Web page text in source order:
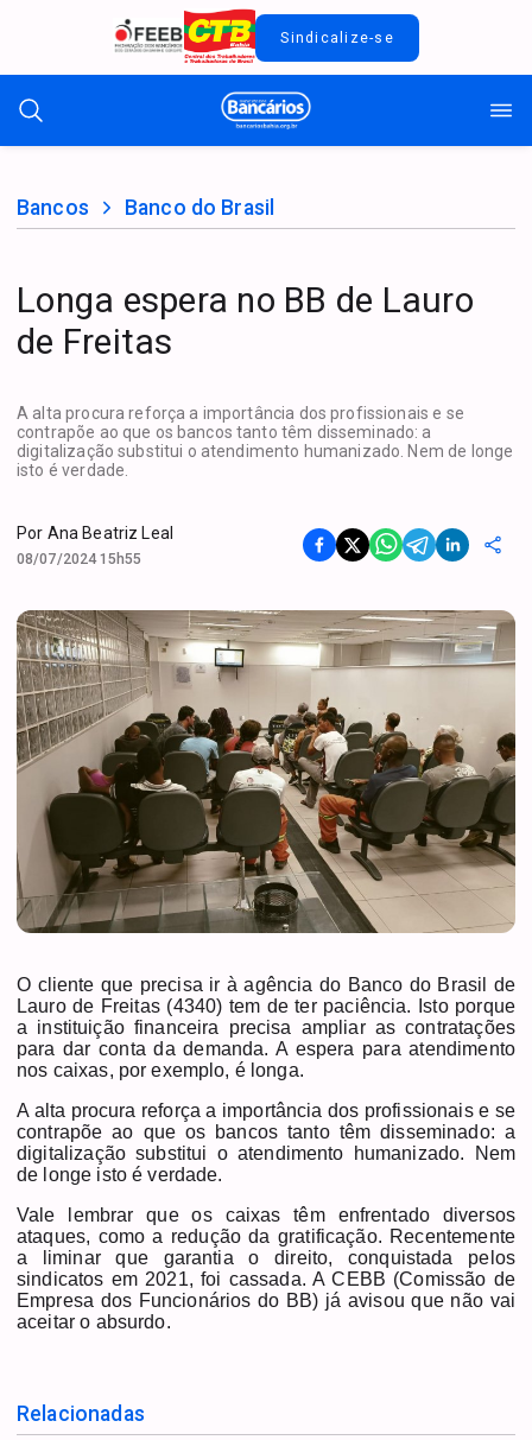
Sindicalize-se
Bancos Banco do Brasil
Longa espera no BB de Lauro
de Freitas
A alta procura reforça a importância dos profissionais e se
contrapõe ao que os bancos tanto têm disseminado: a
digitalização substitui o atendimento humanizado. Nem de longe
isto é verdade.
Por Ana Beatriz Leal
08/07/2024 15h55
O cliente que precisa ir à agência do Banco do Brasil de
Lauro de Freitas (4340) tem de ter paciência. Isto porque
a instituição financeira precisa ampliar as contratações
para dar conta da demanda. A espera para atendimento
nos caixas, por exemplo, é longa.
A alta procura reforça a importância dos profissionais e se
contrapõe ao que os bancos tanto têm disseminado: a
digitalização substitui o atendimento humanizado. Nem
de longe isto é verdade.
Vale lembrar que os caixas têm enfrentado diversos
ataques, como a redução da gratificação. Recentemente
a liminar que garantia o direito, conquistada pelos
sindicatos em 2021, foi cassada. A CEBB (Comissão de
Empresa dos Funcionários do BB) já avisou que não vai
aceitar o absurdo.
Relacionadas